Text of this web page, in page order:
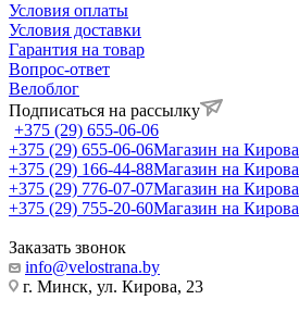
Условия оплаты
Условия доставки
Гарантия на товар
Вопрос-ответ
Велоблог
Подписаться на рассылку
+375 (29) 655-06-06
+375 (29) 655-06-06Магазин на Кирова
+375 (29) 166-44-88Магазин на Кирова
+375 (29) 776-07-07Магазин на Кирова
+375 (29) 755-20-60Магазин на Кирова
Заказать звонок
info@velostrana.by
г. Минск, ул. Кирова, 23